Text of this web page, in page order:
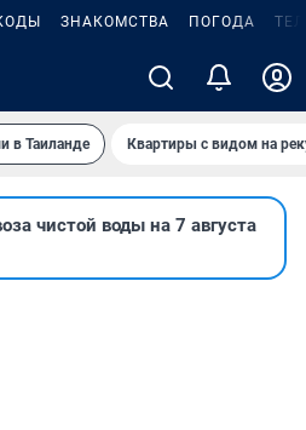
ЗНАКОМСТВА ПОГОДА
в Таиланде Квартиры с видом на
чистой воды на 7 августа